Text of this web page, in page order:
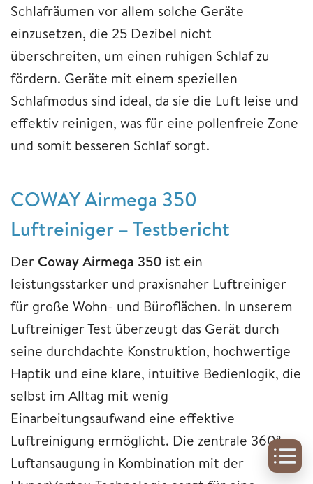
Schlafräumen vor allem solche Geräte
einzusetzen, die 25 Dezibel nicht
überschreiten, um einen ruhigen Schlaf zu
fördern. Geräte mit einem speziellen
Schlafmodus sind ideal, da sie die Luft leise und
effektiv reinigen, was für eine pollenfreie Zone
und somit besseren Schlaf sorgt.
COWAY Airmega 350
Luftreiniger – Testbericht
Der Coway Airmega 350 ist ein
leistungsstarker und praxisnaher Luftreiniger
für große Wohn- und Büroflächen. In unserem
Luftreiniger Test überzeugt das Gerät durch
seine durchdachte Konstruktion, hochwertige
Haptik und eine klare, intuitive Bedienlogik, die
selbst im Alltag mit wenig
Einarbeitungsaufwand eine effektive
Luftreinigung ermöglicht. Die zentrale 360°-
Luftansaugung in Kombination mit der